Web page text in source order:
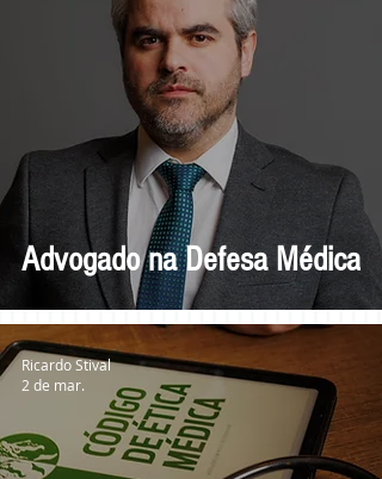
Advogado na Defesa Médica
Ricardo Stival
2 de mar.